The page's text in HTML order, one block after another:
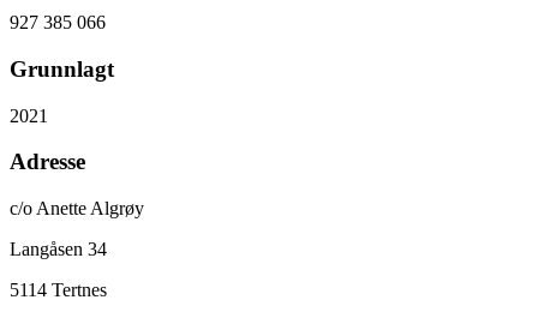
927 385 066
Grunnlagt
2021
Adresse
c/o Anette Algrøy
Langåsen 34
5114 Tertnes